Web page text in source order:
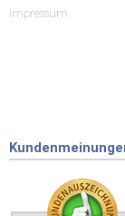
Impressum